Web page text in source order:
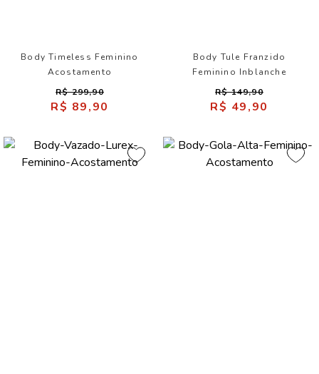
Body Timeless Feminino
Acostamento
R$ 299,90
R$ 89,90
Body Tule Franzido
Feminino Inblanche
R$ 149,90
R$ 49,90